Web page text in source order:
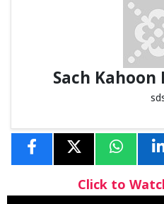
Sach Kahoon
Click to